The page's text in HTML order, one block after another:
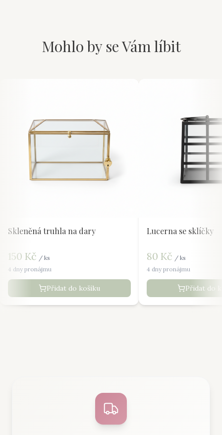
Mohlo by se Vám líbit
Skleněná truhla na dary
150 Kč / ks
4 dny pronájmu
Přidat do košíku
Lucerna se sklíčky
80 Kč / ks
4 dny pronájmu
Přidat do